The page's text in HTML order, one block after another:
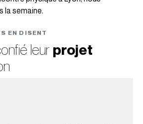
la semaine.
EN DISENT
leur projet